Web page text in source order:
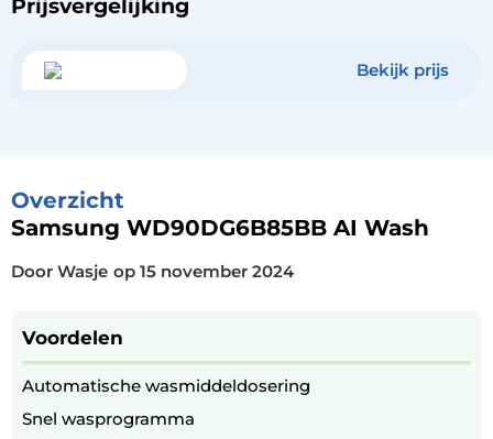
Prijsvergelijking
Bekijk prijs
Overzicht
Samsung WD90DG6B85BB AI Wash
Door Wasje op 15 november 2024
Voordelen
Automatische wasmiddeldosering
Snel wasprogramma